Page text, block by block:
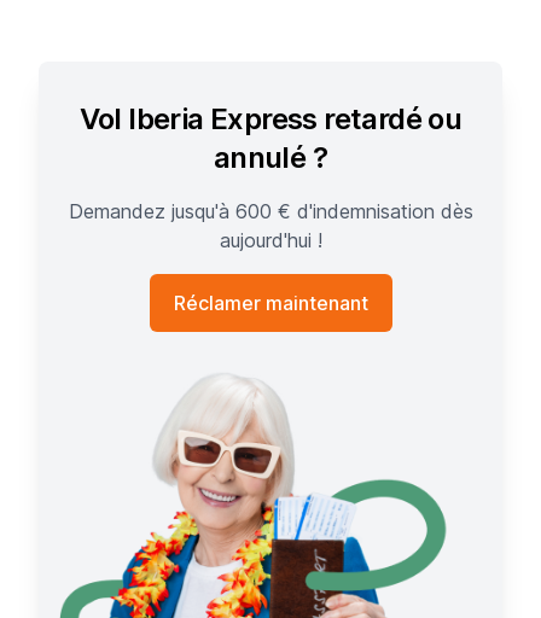
Vol Iberia Express retardé ou
annulé ?
Demandez jusqu'à 600 € d'indemnisation dès
aujourd'hui !
Réclamer maintenant